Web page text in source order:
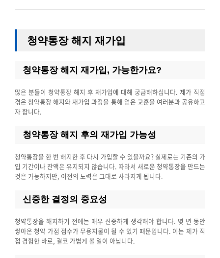
청약통장 해지 재가입
청약통장 해지 재가입, 가능한가요?
많은 분들이 청약통장 해지 후 재가입에 대해 궁금해하십니다. 제가 직접
겪은 청약통장 해지와 재가입 과정을 통해 얻은 교훈을 여러분과 공유하고
자 합니다.
청약통장 해지 후의 재가입 가능성
청약통장을 한 번 해지한 후 다시 가입할 수 있을까요? 실제로는 기존의 가
입 기간이나 잔액은 유지되지 않습니다. 따라서 새로운 청약통장을 만드는
것은 가능하지만, 이전의 노력은 그대로 사라지게 됩니다.
신중한 결정의 중요성
청약통장을 해지하기 전에는 매우 신중하게 생각해야 합니다. 몇 년 동안
쌓아온 청약 가점 점수가 무용지물이 될 수 있기 때문입니다. 이는 제가 직
접 경험한 바로, 결코 가볍게 볼 일이 아닙니다.